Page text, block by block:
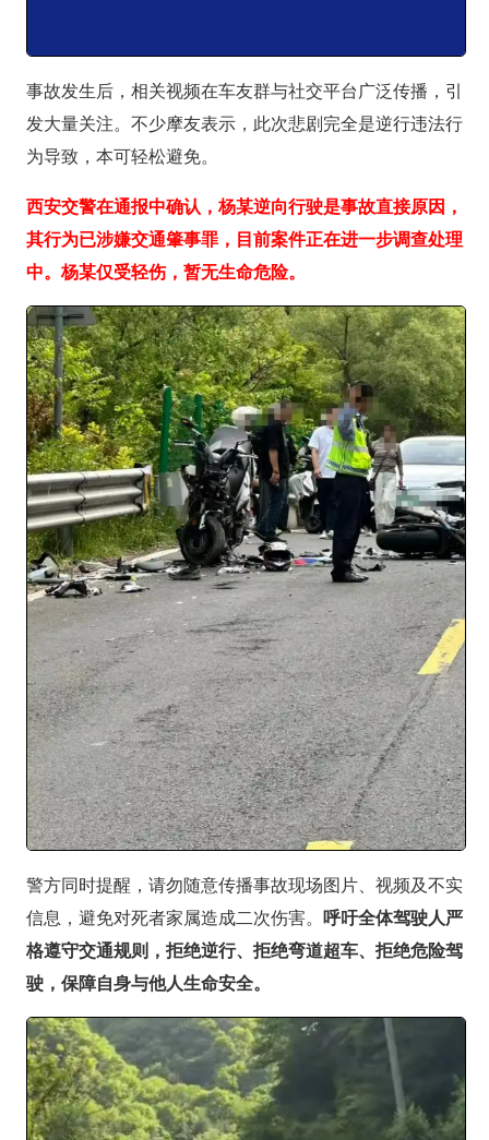
事故发生后，相关视频在车友群与社交平台广泛传播，引
发大量关注。不少摩友表示，此次悲剧完全是逆行违法行
为导致，本可轻松避免。
西安交警在通报中确认，杨某逆向行驶是事故直接原因，
其行为已涉嫌交通肇事罪，目前案件正在进一步调查处理
中。杨某仅受轻伤，暂无生命危险。
警方同时提醒，请勿随意传播事故现场图片、视频及不实
信息，避免对死者家属造成二次伤害。 呼吁全体驾驶人严
格遵守交通规则， 拒绝逆行、拒绝弯道超车、拒绝危险驾
驶，保障自身与他人生命安全。